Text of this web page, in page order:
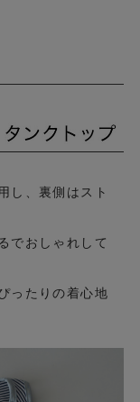
し、裏側はスト
でおしゃれして
ったりの着心地